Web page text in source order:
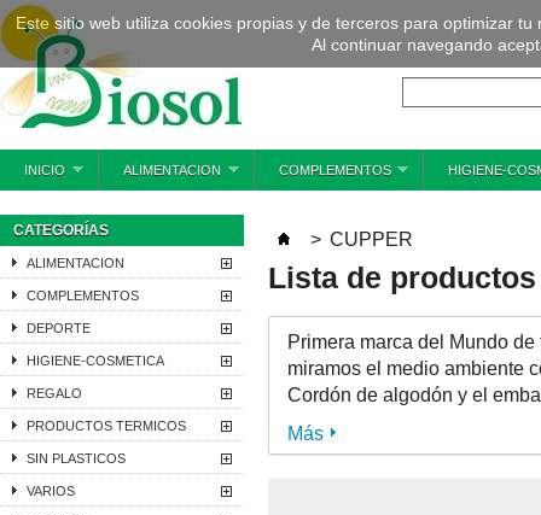
INICIO ALIMENTACION COMPLEMENTOS HIGIENE-
CATEGORÍAS
ALIMENTACION
COMPLEMENTOS
DEPORTE
HIGIENE-COSMETICA
REGALO
PRODUCTOS TERMICOS
SIN PLASTICOS
VARIOS
> CUPPER
Lista de
Primera marca del Mundo
miramos el medio ambiente
Cordón de algodón y el
Más
Este sitio web utiliza cookies propias y de terceros para optimizar
Al continuar navegando